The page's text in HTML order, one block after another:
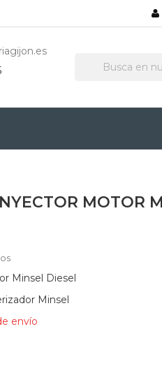
MOTOR
Minsel Diesel
Minsel
envío